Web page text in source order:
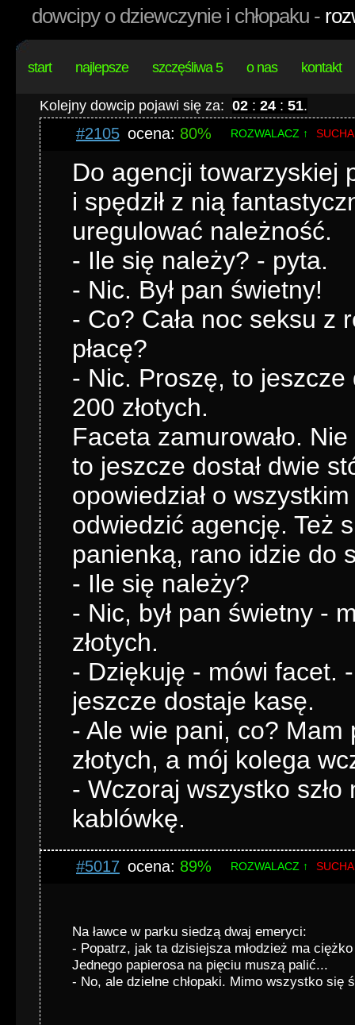
dowcipy o dziewczynie i chłopaku -
start najlepsze szczęśliwa 5 o nas kontakt
Kolejny dowcip pojawi się za: 02 : 24 : 50.
#2105 ocena: 80% ROZWALACZ ↑
Do agencji towarzyskiej
i spędził z nią
uregulować należność.
- Ile się należy? - pyta.
- Nic. Był pan świetny!
- Co? Cała noc seksu z
płacę?
- Nic. Proszę, to
200 złotych.
Faceta zamurowało.
to jeszcze dostał dwie
opowiedział o
odwiedzić agencję. Też
panienką, rano idzie do
- Ile się należy?
- Nic, był pan świetny -
złotych.
- Dziękuję - mówi facet.
jeszcze dostaje kasę.
- Ale wie pani, co? Mam
złotych, a mój kolega
- Wczoraj wszystko
kablówkę.
#5017 ocena: 89% ROZWALACZ ↑
Na ławce w parku siedzą dwaj emeryci:
- Popatrz, jak ta dzisiejsza młodzież ma
Jednego papierosa na pięciu muszą palić...
- No, ale dzielne chłopaki. Mimo wszystko się